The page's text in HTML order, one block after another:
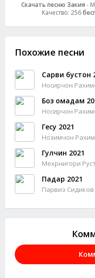
Скачать песню Закия -
Качество: 256
Похожие песни
Сарви бустон
Носирчон
Боз омадам
Носирчон
Гесу 2021
Нозимчон
Гулчин 2021
Мехрнигори
Падар 2021
Парвиз Сидиков